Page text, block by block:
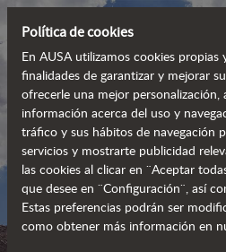
Política de cookies
En AUSA utilizamos cookies propias
finalidades de garantizar y mejorar
ofrecerle una mejor personalización,
información acerca del uso y
tráfico y sus hábitos de navegación
servicios y mostrarte publicidad
las cookies al clicar en ¨Aceptar
que desee en ¨Configuración¨, así
Estas preferencias podrán ser
como obtener más información en